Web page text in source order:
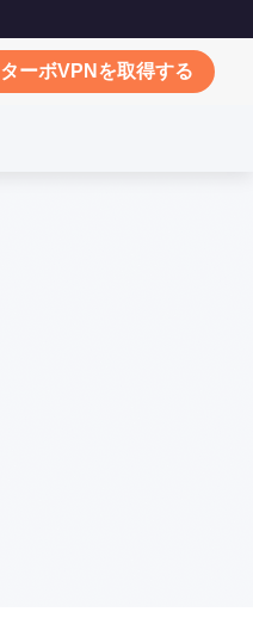
ターボVPNを取得する